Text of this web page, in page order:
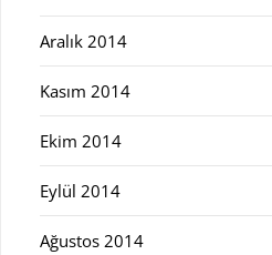
Aralık 2014
Kasım 2014
Ekim 2014
Eylül 2014
Ağustos 2014